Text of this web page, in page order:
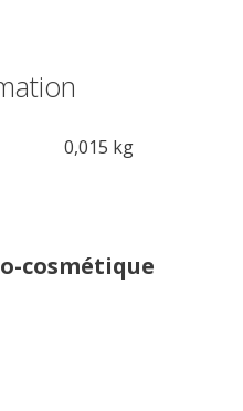
0,015 kg
cosmétique